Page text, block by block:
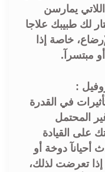
يمارسن
لك طبيبك علاجا
خاصة إذا
مبتسرآ.
:
في القدرة
المحتمل
على القيادة
أحيانآ دوخة أو
إذا تعرضت لذلك،